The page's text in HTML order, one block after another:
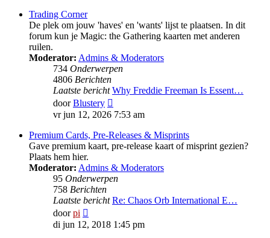
Trading Corner
De plek om jouw 'haves' en 'wants' lijst te plaatsen. In dit
forum kun je Magic: the Gathering kaarten met anderen
ruilen.
Moderator: Admins & Moderators
734 Onderwerpen
4806 Berichten
Laatste bericht Why Freddie Freeman Is Essent…
doorBlustery
laatste
vr jun 12, 2026 7:53 am
Premium Cards, Pre-Releases & Misprints
Gave premium kaart, pre-release kaart of misprint gezien?
Plaats hem hier.
Moderator: Admins & Moderators
95 Onderwerpen
758 Berichten
Laatste bericht Re: Chaos Orb International E…
doorpi
laatste
di jun 12, 2018 1:45 pm